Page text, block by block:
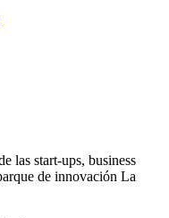
las start-ups, business
de innovación La